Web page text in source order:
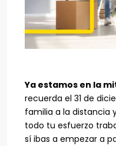
Ya estamos en la
recuerda el 31 de
familia a la distancia
todo tu esfuerzo
sí ibas a empezar a